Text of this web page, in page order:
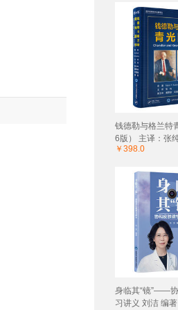
钱德勒与格兰特
6版） 主译：张
￥398.0
身临其“镜”——
习讲义 刘洁 编